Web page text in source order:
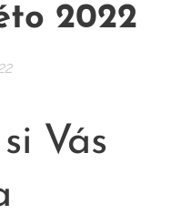
2022
Vás